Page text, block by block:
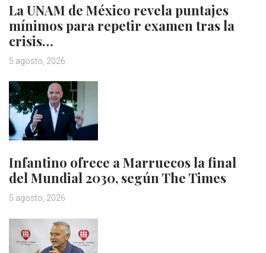
La UNAM de México revela puntajes
mínimos para repetir examen tras la
crisis…
5 agosto, 2026
Infantino ofrece a Marruecos la final
del Mundial 2030, según The Times
5 agosto, 2026